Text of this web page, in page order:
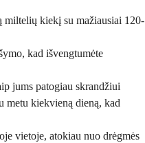
miltelių kiekį su mažiausiai 120-
kad išvengtumėte
jums patogiau skrandžiui
metu kiekvieną dieną, kad
vietoje, atokiau nuo drėgmės